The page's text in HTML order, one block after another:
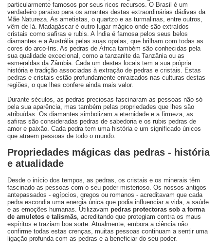
particularmente famosos por seus ricos recursos. O Brasil é um
verdadeiro paraíso para os amantes destas extraordinárias dádivas da
Mãe Natureza. As ametistas, o quartzo e as turmalinas, entre outros,
vêm de lá. Madagáscar é outro lugar mágico onde são extraídos
cristais como safiras e rubis. A Índia é famosa pelos seus belos
diamantes e a Austrália pelas suas opalas, que brilham com todas as
cores do arco-íris. As pedras de África também são conhecidas pela
sua qualidade excecional, como a tanzanite da Tanzânia ou as
esmeraldas da Zâmbia. Cada um destes locais tem a sua própria
história e tradição associadas à extração de pedras e cristais. Estas
pedras e cristais estão profundamente enraizados nas culturas destas
regiões, o que lhes confere ainda mais valor.
Durante séculos, as pedras preciosas fascinaram as pessoas não só
pela sua aparência, mas também pelas propriedades que lhes são
atribuídas. Os diamantes simbolizam a eternidade e a firmeza, as
safiras são consideradas pedras de sabedoria e os rubis pedras de
amor e paixão. Cada pedra tem uma história e um significado únicos
que atraem pessoas de todo o mundo.
Propriedades mágicas das pedras - história
e atualidade
Desde o início dos tempos, as pedras, os cristais e os minerais têm
fascinado as pessoas com o seu poder misterioso. Os nossos antigos
antepassados - egípcios, gregos ou romanos - acreditavam que cada
pedra escondia uma energia única que podia influenciar a vida, a saúde
e as emoções humanas. Utilizavam pedras protectoras sob a forma
de amuletos e talismãs, acreditando que protegiam contra os maus
espíritos e traziam boa sorte. Atualmente, embora a ciência não
confirme todas estas crenças, muitas pessoas continuam a sentir uma
ligação profunda com as pedras e a beneficiar do seu poder.